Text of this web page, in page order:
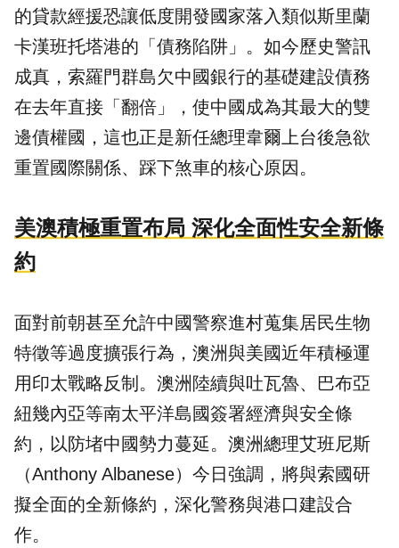
的貸款經援恐讓低度開發國家落入類似斯里蘭
卡漢班托塔港的「債務陷阱」。如今歷史警訊
成真，索羅門群島欠中國銀行的基礎建設債務
在去年直接「翻倍」，使中國成為其最大的雙
邊債權國，這也正是新任總理韋爾上台後急欲
重置國際關係、踩下煞車的核心原因。
美澳積極重置布局 深化全面性安全新條
約
面對前朝甚至允許中國警察進村蒐集居民生物
特徵等過度擴張行為，澳洲與美國近年積極運
用印太戰略反制。澳洲陸續與吐瓦魯、巴布亞
紐幾內亞等南太平洋島國簽署經濟與安全條
約，以防堵中國勢力蔓延。澳洲總理艾班尼斯
（Anthony Albanese）今日強調，將與索國研
擬全面的全新條約，深化警務與港口建設合
作。